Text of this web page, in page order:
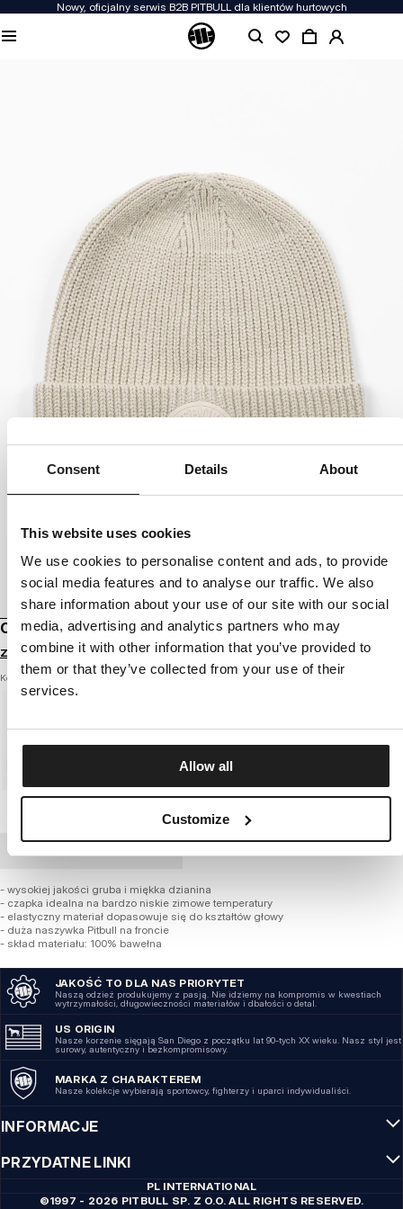
Consent Details About
This website uses cookies
We use cookies to personalise content and ads, to provide
social media features and to analyse our traffic. We also
share information about your use of our site with our social
media, advertising and analytics partners who may
combine it with other information that you’ve provided to
them or that they’ve collected from your use of their
services.
Allow all
Customize
Nowy, oficjalny serwis B2B PITBULL dla klientów hurtowych
CZAPKA ZIMOWA SAN DIEGO CA
Zaloguj się by zobaczyć ceny
Kolor: white stone
- wysokiej jakości gruba i miękka dzianina
- czapka idealna na bardzo niskie zimowe temperatury
- elastyczny materiał dopasowuje się do kształtów głowy
- duża naszywka Pitbull na froncie
- skład materiału: 100% bawełna
JAKOŚĆ TO DLA NAS PRIORYTET
Naszą odzież produkujemy z pasją. Nie idziemy na kompromis w kwestiach
wytrzymałości, długowieczności materiałów i dbałości o detal.
US ORIGIN
Nasze korzenie sięgają San Diego z początku lat 90-tych XX wieku. Nasz styl jest
surowy, autentyczny i bezkompromisowy.
MARKA Z CHARAKTEREM
Nasze kolekcje wybierają sportowcy, fighterzy i uparci indywidualiści.
INFORMACJE
PRZYDATNE LINKI
PL INTERNATIONAL
©1997 - 2026 PITBULL SP. Z O.O. ALL RIGHTS RESERVED.